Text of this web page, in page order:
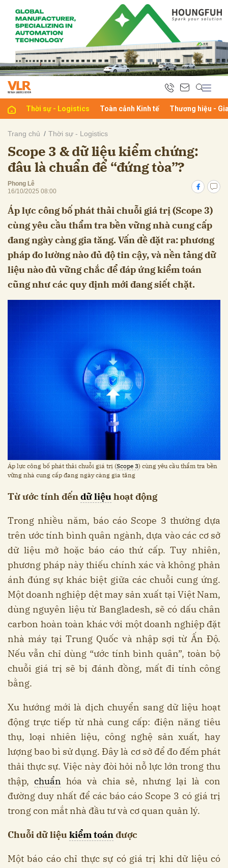
Thời sự - Logistics Toàn cảnh Kinh tế Thương hiệu -
Trang chủ Thời sự - Logistics
Scope 3 & dữ liệu kiểm chứng:
đâu là chuẩn để “đứng tòa”?
Phong Lê
16/10/2025 08:00
Áp lực công bố phát thải chuỗi giá trị (Scope 3)
cùng yêu cầu thẩm tra bền vững nhà cung cấp
đang ngày càng gia tăng. Vấn đề đặt ra: phương
pháp đo lường nào đủ độ tin cậy, và nền tảng dữ
liệu nào đủ vững chắc để đáp ứng kiểm toán
cũng như các quy định mới đang siết chặt.
Áp lực công bố phát thải chuỗi giá trị (Scope 3) cùng yêu cầu thẩm tra bền
vững nhà cung cấp đang ngày càng gia tăng
Từ ước tính đếndữ liệuhoạt động
Trong nhiều năm, báo cáo Scope 3 thường dựa
trên ước tính bình quân ngành, dựa vào các cơ sở
dữ liệu mở hoặc báo cáo thứ cấp. Tuy nhiên,
phương pháp này thiếu chính xác và không phản
ánh đúng sự khác biệt giữa các chuỗi cung ứng.
Một doanh nghiệp dệt may sản xuất tại Việt Nam,
dùng nguyên liệu từ Bangladesh, sẽ có dấu chân
carbon hoàn toàn khác với một doanh nghiệp đặt
nhà máy tại Trung Quốc và nhập sợi từ Ấn Độ.
Nếu vẫn chỉ dùng “ước tính bình quân”, toàn bộ
chuỗi giá trị sẽ bị đánh đồng, mất đi tính công
bằng.
Xu hướng mới là dịch chuyển sang dữ liệu hoạt
động trực tiếp từ nhà cung cấp: điện năng tiêu
thụ, loại nhiên liệu, công nghệ sản xuất, hay
lượng bao bì sử dụng. Đây là cơ sở để đo đếm phát
thải thực sự. Việc này đòi hỏi nỗ lực lớn trong thu
thập, chuẩn hóa và chia sẻ, nhưng lại là con
đường duy nhất để các báo cáo Scope 3 có giá trị
trong con mắt nhà đầu tư và cơ quan quản lý.
Chuỗi dữ liệukiểm toánđược
Một báo cáo chỉ thực sự có giá trị khi dữ liệu có
luận
Hủy